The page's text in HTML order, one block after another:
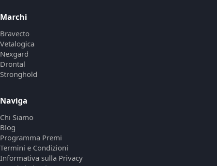
Marchi
Bravecto
Vetalogica
Nexgard
Drontal
Stronghold
Naviga
Chi Siamo
Blog
Programma Premi
Termini e Condizioni
Informativa sulla Privacy